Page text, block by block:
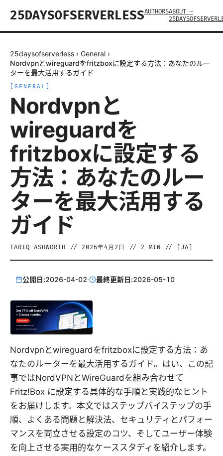
25DAYSOFSERVERLESSAUTHORSABOUT —
25daysofserverless › General ›
Nordvpnとwireguardをfritzboxに設定する方法：あなたのルー
ターを最大活用するガイド
GENERAL
Nordvpnと
wireguardを
fritzboxに設定する
方法：あなたのルー
ターを最大活用する
ガイド
TARIQ ASHWORTH // 2026年4月2日 // 2 MIN // [ JA
公開日:2026-04-02· 最終更新日:2026-05-10
Nordvpnとwireguardをfritzboxに設定する方法：あ
なたのルーターを最大活用するガイド。はい、この記
事ではNordVPNとWireGuardを組み合わせて
Fritz!Box に設定する具体的な手順と実践的なヒント
をお届けします。本文ではステップバイステップの手
順、よくある問題と解決法、セキュリティとパフォー
マンスを両立させる設定のコツ、そしてユーザー体験
を向上させる実用的なケーススタディを紹介します。